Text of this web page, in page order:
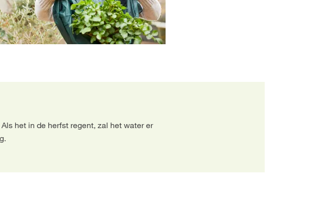
het in de herfst regent, zal het water er